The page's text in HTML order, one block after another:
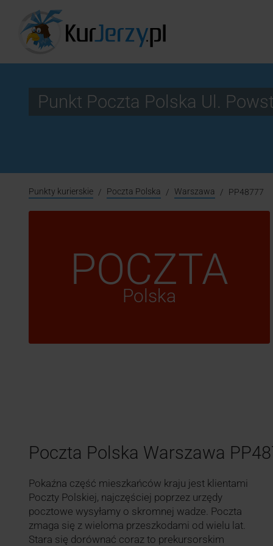
Punkt Poczta Polska Ul.
Punkty kurierskie Poczta Polska Warszawa PP48777
POCZTA
Polska
Poczta Polska Warszawa
Pokaźna część mieszkańców kraju jest klientami
Poczty Polskiej, najczęściej poprzez urzędy
pocztowe wysyłamy o skromnej wadze. Poczta
zmaga się z wieloma przeszkodami od wielu lat.
Stara się dorównać coraz to prekursorskim